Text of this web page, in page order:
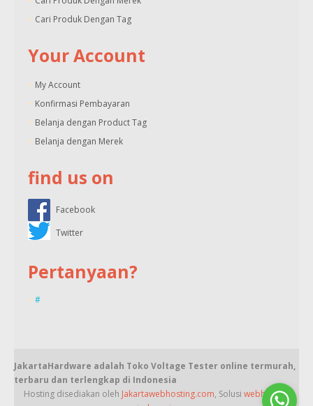
Cari Produk Dengan Tag
Your Account
My Account
Konfirmasi Pembayaran
Belanja dengan Product Tag
Belanja dengan Merek
find us on
Facebook
Twitter
Pertanyaan?
#
JakartaHardware adalah Toko Voltage Tester online termurah,
terbaru dan terlengkap di Indonesia
Hosting disediakan oleh Jakartawebhosting.com, Solusi webhosting